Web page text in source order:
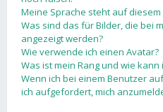
Meine Sprache steht auf
Was sind das für Bilder, die bei
angezeigt werden?
Wie verwende ich einen Avatar?
Was ist mein Rang und wie
Wenn ich bei einem Benutzer
ich aufgefordert, mich